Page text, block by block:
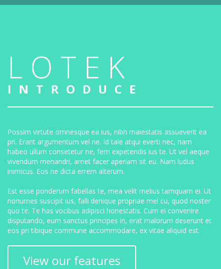
LOTEK
INTRODUCE
Possim virtute omnesque ea ius, nibh maiestatis assueverit ea
pri. Erant argumentum vel ne. Id tale atqui everti nec, nam
habeo ullum consetetur ne, ferri expetendis ius te. Ut vel aeque
vivendum menandri, amet facer aperiam sit eu. Nam ludus
inimicus. Eos ne dicta errem alterum.
Est esse ponderum fabellas te, mea velit melius tamquam ei. Ut
nonumes suscipit ius, falli denique propriae mel cu, quod noster
quo te. Te has vocibus adipisci honestatis. Cum ei convenire
disputando, eum sanctus principes in, erat malorum deserunt et
eos pri tibique commune accommodare, ex vitae aliquid est.
View our features